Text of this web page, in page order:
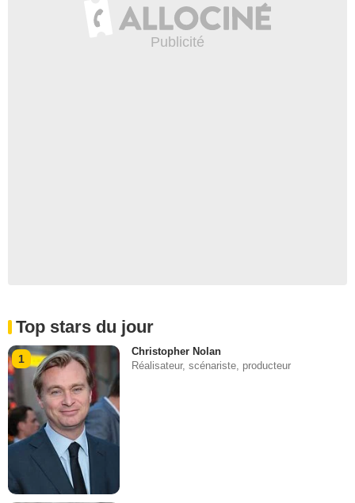
Top stars du jour
1
Christopher Nolan
Réalisateur, scénariste, producteur